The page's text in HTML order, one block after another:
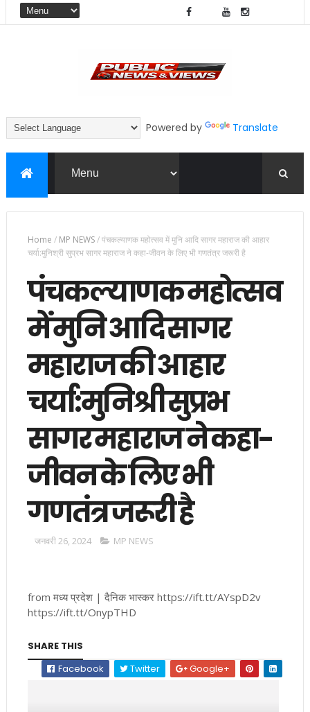
Powered by Translate
Home / MP NEWS/पंचकल्याणक महोत्सव में मुनि आदि सागर महाराज की आहार
चर्या:मुनिश्री सुप्रभ सागर महाराज ने कहा-जीवन के लिए भी गणतंत्र जरूरी है
पंचकल्याणक महोत्सव
में मुनि आदि सागर
महाराज की आहार
चर्या:मुनिश्री सुप्रभ
सागर महाराज ने कहा-
जीवन के लिए भी
गणतंत्र जरूरी है
जनवरी 26, 2024 MP NEWS
from मध्य प्रदेश | दैनिक भास्कर https://ift.tt/AYspD2v
https://ift.tt/OnypTHD
SHARE THIS
Facebook
Twitter Google+